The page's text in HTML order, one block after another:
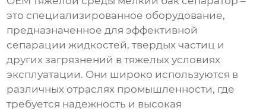
это специализированное оборудование,
предназначенное для эффективной
сепарации жидкостей, твердых частиц и
других загрязнений в тяжелых условиях
эксплуатации. Они широко используются в
различных отраслях промышленности, где
требуется надежность и высокая